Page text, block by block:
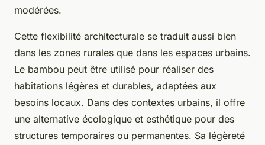
modérées.
Cette flexibilité architecturale se traduit aussi bien
dans les zones rurales que dans les espaces urbains.
Le bambou peut être utilisé pour réaliser des
habitations légères et durables, adaptées aux
besoins locaux. Dans des contextes urbains, il offre
une alternative écologique et esthétique pour des
structures temporaires ou permanentes. Sa légèreté